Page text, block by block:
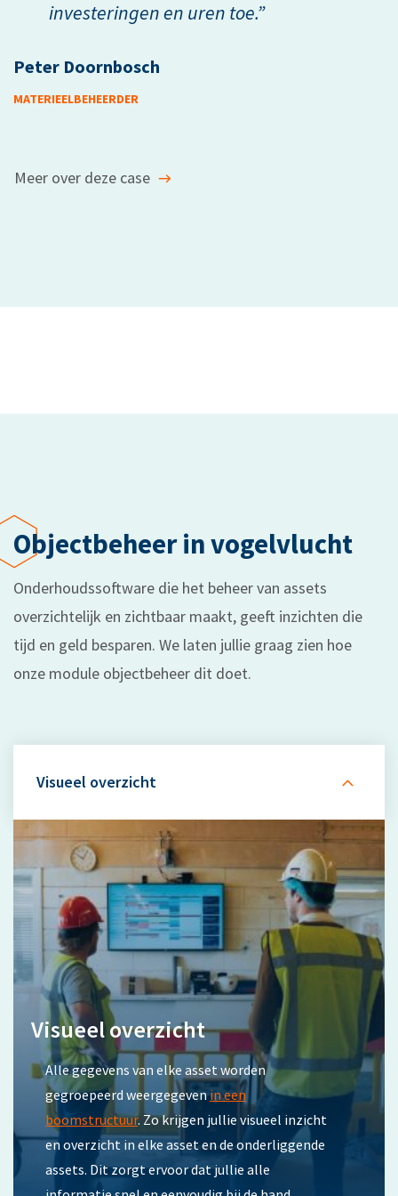
investeringen en uren toe.”
Peter Doornbosch
MATERIEELBEHEERDER
Meer over deze case
Objectbeheer in vogelvlucht
Onderhoudssoftware die het beheer van assets
overzichtelijk en zichtbaar maakt, geeft inzichten die
tijd en geld besparen. We laten jullie graag zien hoe
onze module objectbeheer dit doet.
Visueel overzicht
Visueel overzicht
Alle gegevens van elke asset worden
gegroepeerd weergegevenin een
boomstructuur. Zo krijgen jullie visueel inzicht
en overzicht in elke asset en de onderliggende
assets. Dit zorgt ervoor dat jullie alle